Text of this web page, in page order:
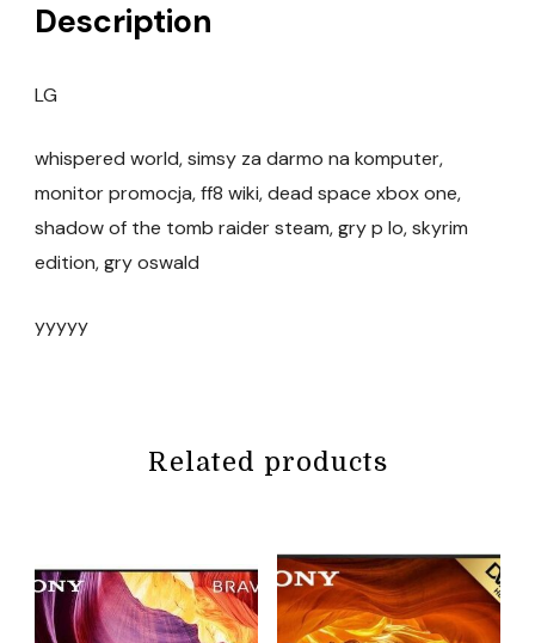
Description
LG
whispered world, simsy za darmo na komputer,
monitor promocja, ff8 wiki, dead space xbox one,
shadow of the tomb raider steam, gry p lo, skyrim
edition, gry oswald
yyyyy
Related products